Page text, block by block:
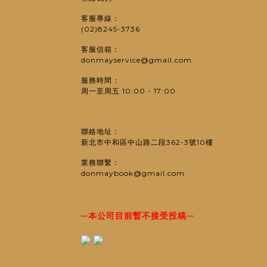
客服專線：
(02)8245-3736
客服信箱：
donmayservice@gmail.com
服務時間：
周一至周五 10:00 - 17:00
聯絡地址：
新北市中和區中山路二段362-3號10樓
業務聯繫：
donmaybook@gmail.com
─本公司目前暫不接受投稿─